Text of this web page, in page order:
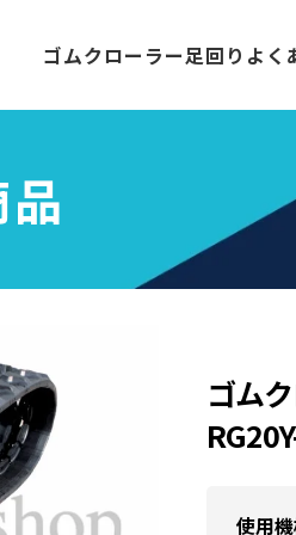
ゴムクローラー足回り よく
ゴム
使用